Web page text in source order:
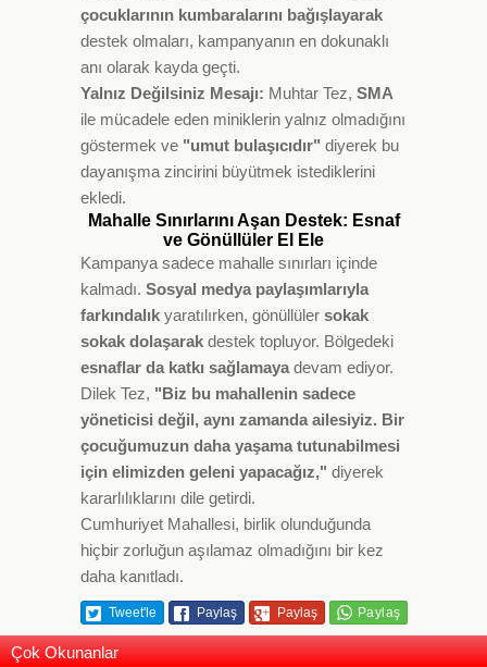
çocuklarının kumbaralarını bağışlayarak
destek olmaları, kampanyanın en dokunaklı
anı olarak kayda geçti.
Yalnız Değilsiniz Mesajı: Muhtar Tez, SMA
ile mücadele eden miniklerin yalnız olmadığını
göstermek ve "umut bulaşıcıdır" diyerek bu
dayanışma zincirini büyütmek istediklerini
ekledi.
Mahalle Sınırlarını Aşan Destek: Esnaf
ve Gönüllüler El Ele
Kampanya sadece mahalle sınırları içinde
kalmadı. Sosyal medya paylaşımlarıyla
farkındalık yaratılırken, gönüllüler sokak
sokak dolaşarak destek topluyor. Bölgedeki
esnaflar da katkı sağlamaya devam ediyor.
Dilek Tez, "Biz bu mahallenin sadece
yöneticisi değil, aynı zamanda ailesiyiz. Bir
çocuğumuzun daha yaşama tutunabilmesi
için elimizden geleni yapacağız," diyerek
kararlılıklarını dile getirdi.
Cumhuriyet Mahallesi, birlik olunduğunda
hiçbir zorluğun aşılamaz olmadığını bir kez
daha kanıtladı.
Tweet'le Paylaş Paylaş
Çok Okunanlar